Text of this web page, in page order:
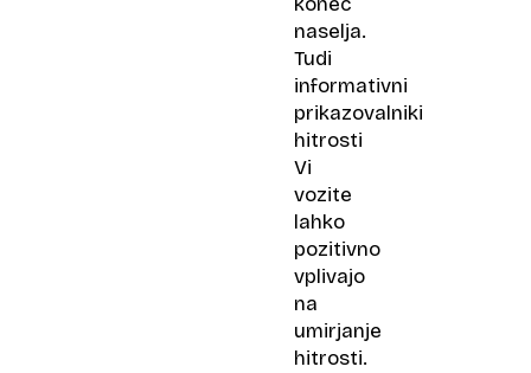
naselja.
Tudi
informativni
prikazovalniki
hitrosti
Vi
vozite
lahko
pozitivno
vplivajo
na
umirjanje
hitrosti.